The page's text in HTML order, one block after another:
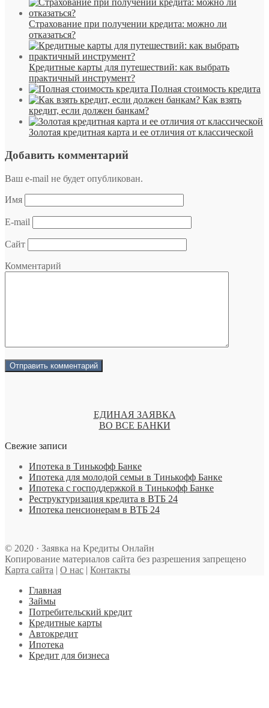
Страхование при получении кредита: можно ли
отказаться?
Кредитные карты для путешествий: как выбрать
практичный инструмент?
Полная стоимость кредита
Как взять
кредит, если должен банкам?
Золотая кредитная карта и ее отличия от классической
Добавить комментарий
Ваш e-mail не будет опубликован.
Имя
E-mail
Сайт
Комментарий
ЕДИНАЯ ЗАЯВКА
ВО ВСЕ БАНКИ
Свежие записи
Ипотека в Тинькофф Банке
Ипотека для молодой семьи в Тинькофф Банке
Ипотека с господдержкой в Тинькофф Банке
Реструктуризация кредита в ВТБ 24
Ипотека пенсионерам в ВТБ 24
© 2020 · Заявка на Кредиты Онлайн
Копирование материалов сайта без разрешения запрещено
Карта сайта | О нас | Контакты
Главная
Займы
Потребительский кредит
Кредитные карты
Автокредит
Ипотека
Кредит для бизнеса